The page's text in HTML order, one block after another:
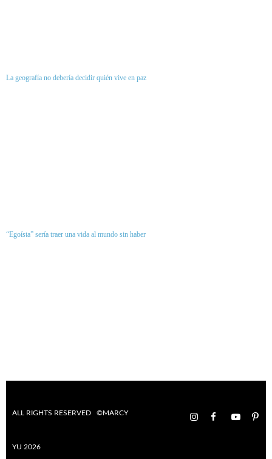
La geografía no debería decidir quién vive en paz
“Egoísta” sería traer una vida al mundo sin haber
ALL RIGHTS RESERVED ©MARCY
YU 2026